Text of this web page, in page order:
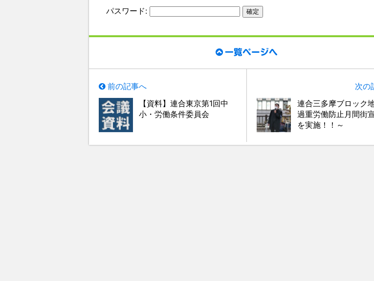
パスワード:
一覧ページへ
前の記事へ
【資料】連合東京第1回中
小・労働条件委員会
次の
連合三多摩ブロック
過重労働防止月間街
を実施！！～